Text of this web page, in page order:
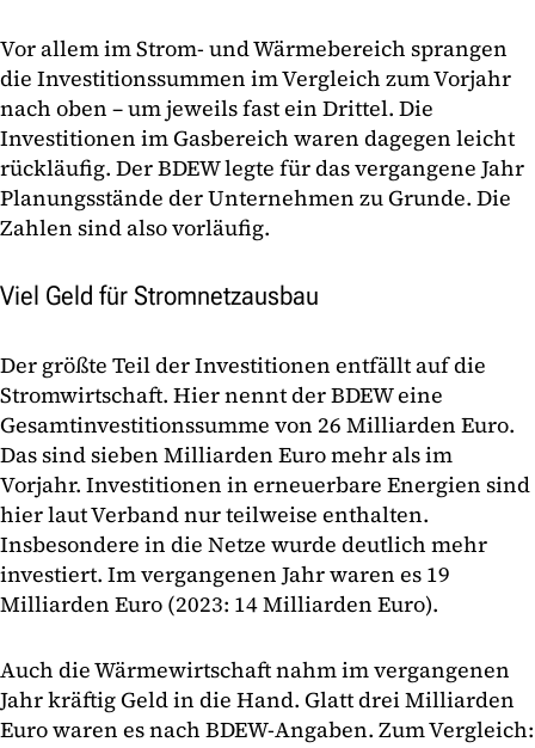
Vor allem im Strom- und Wärmebereich sprangen
die Investitionssummen im Vergleich zum Vorjahr
nach oben – um jeweils fast ein Drittel. Die
Investitionen im Gasbereich waren dagegen leicht
rückläufig. Der BDEW legte für das vergangene Jahr
Planungsstände der Unternehmen zu Grunde. Die
Zahlen sind also vorläufig.
Viel Geld für Stromnetzausbau
Der größte Teil der Investitionen entfällt auf die
Stromwirtschaft. Hier nennt der BDEW eine
Gesamtinvestitionssumme von 26 Milliarden Euro.
Das sind sieben Milliarden Euro mehr als im
Vorjahr. Investitionen in erneuerbare Energien sind
hier laut Verband nur teilweise enthalten.
Insbesondere in die Netze wurde deutlich mehr
investiert. Im vergangenen Jahr waren es 19
Milliarden Euro (2023: 14 Milliarden Euro).
Auch die Wärmewirtschaft nahm im vergangenen
Jahr kräftig Geld in die Hand. Glatt drei Milliarden
Euro waren es nach BDEW-Angaben. Zum Vergleich: